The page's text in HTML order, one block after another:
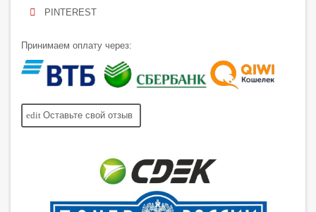
PINTEREST
Принимаем оплату через:
edit Оставьте свой отзыв